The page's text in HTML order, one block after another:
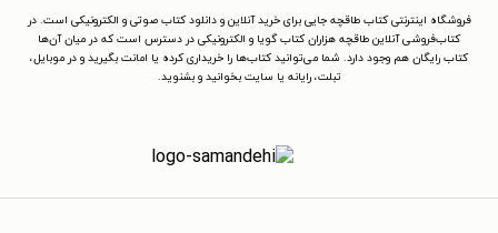
فروشگاه اینترنتی کتاب طاقچه جایی برای خرید آنلاین و دانلود کتاب صوتی و الکترونیکی است. در
کتاب‌فروشی آنلاین طاقچه هزاران کتاب گویا و الکترونیکی در دسترس است که در میان آن‌ها
کتاب رایگان هم وجود دارد. شما می‌توانید کتاب‌ها را خریداری کرده یا امانت بگیرید و در موبایل،
تبلت، رایانه یا سایت بخوانید و بشنوید.